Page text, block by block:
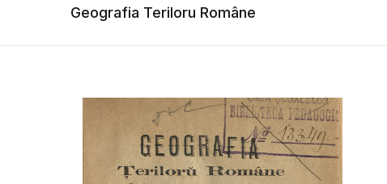
Geografia Teriloru Române